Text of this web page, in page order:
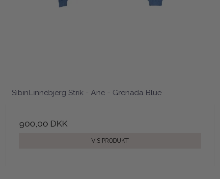
SibinLinnebjerg Strik - Ane - Grenada Blue
900,00 DKK
VIS PRODUKT